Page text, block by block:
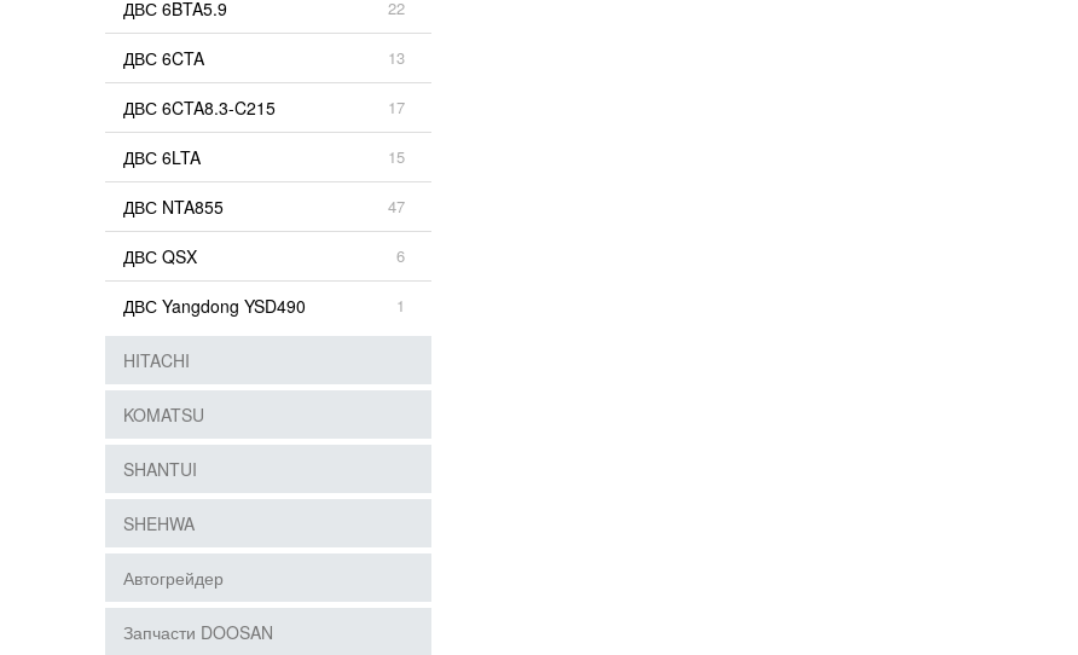
ДВС 6BTA5.9 22
ДВС 6CTA 13
ДВС 6CTA8.3-C215 17
ДВС 6LTA 15
ДВС NTA855 47
ДВС QSX 6
ДВС Yangdong YSD490 1
HITACHI
KOMATSU
SHANTUI
SHEHWA
Автогрейдер
Запчасти DOOSAN